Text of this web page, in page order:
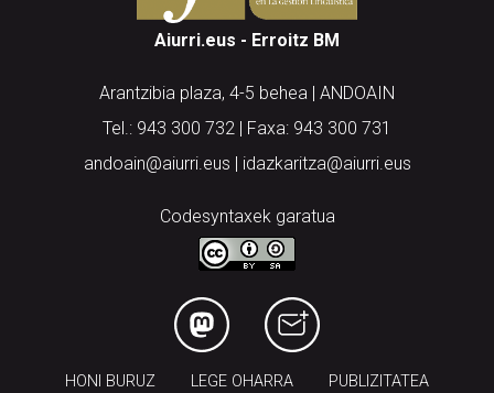
Aiurri.eus - Erroitz BM
Arantzibia plaza, 4-5 behea | ANDOAIN
Tel.: 943 300 732 | Faxa: 943 300 731
andoain@aiurri.eus | idazkaritza@aiurri.eus
Codesyntaxek garatua
HONI BURUZ LEGE OHARRA PUBLIZITATEA